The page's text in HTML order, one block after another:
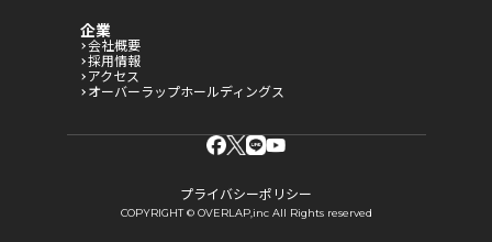
企業
会社概要
採用情報
アクセス
オーバーラップホールディングス
プライバシーポリシー
COPYRIGHT © OVERLAP,inc All Rights reserved